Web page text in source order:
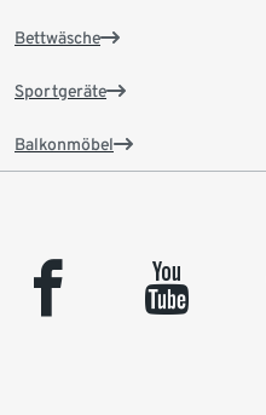
Bettwäsche
Sportgeräte
Balkonmöbel
facebook youtube